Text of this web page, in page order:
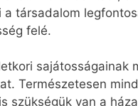
társadalom
felé.
sajátosságainak
Természetesen
szükségük van a